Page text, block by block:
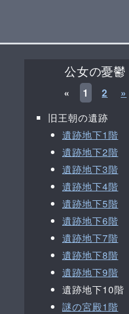
公女の憂鬱
« 1 2
»
旧王朝の遺跡
遺跡地下1階
遺跡地下2階
遺跡地下3階
遺跡地下4階
遺跡地下5階
遺跡地下6階
遺跡地下7階
遺跡地下8階
遺跡地下9階
遺跡地下10階
謎の宮殿1階